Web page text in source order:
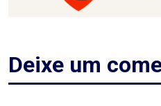
ASSEMBLEIA
Deixe um